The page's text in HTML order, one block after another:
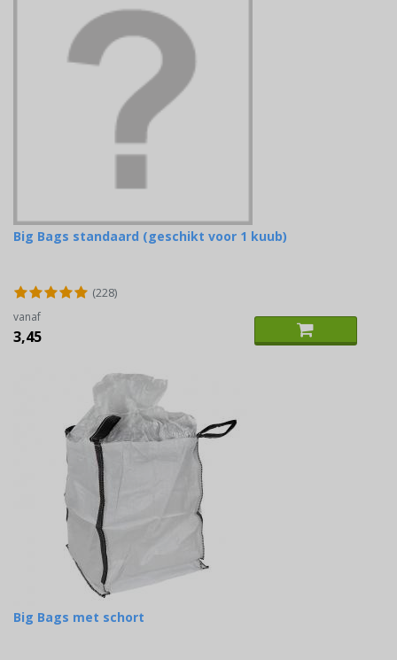
Big Bags standaard (geschikt voor 1 kuub)
(228)
vanaf
3,45
Big Bags met schort